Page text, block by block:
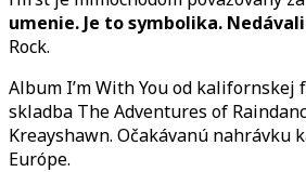
umenie. Je to symbolika.
Rock.
Album I’m With You od kalifornskej
skladba The Adventures of
Kreayshawn. Očakávanú nahrávku
Európe.